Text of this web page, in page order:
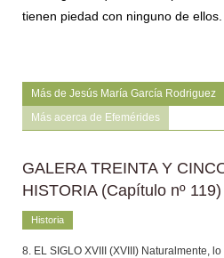
tienen piedad con ninguno de ellos.
Más de Jesús María García Rodriguez
Más acerca de Efemérides
GALERA TREINTA Y
HISTORIA (Capítulo nº 119)
Historia
8. EL SIGLO XVIII (XVIII) Naturalmente,